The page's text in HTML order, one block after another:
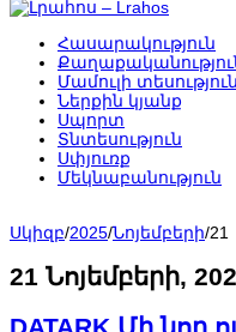
Հասարակություն
Մամուլի տեսություն
Ներքին կյանք
Սպորտ
Տնտեսություն
Սփյուռք
Մեկնաբանություն
Սկիզբ/2025/Նոյեմբերի/21
21 Նոյեմբերի,
DATARK Մի նոր